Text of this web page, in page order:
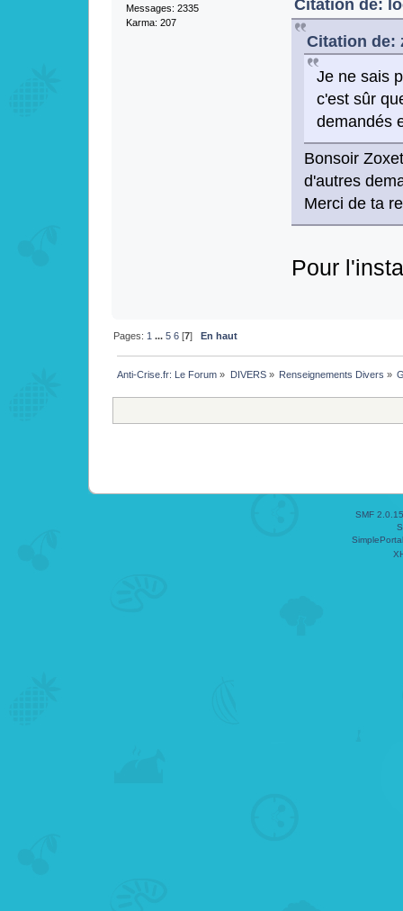
Messages: 2335
Karma: 207
Citation de:
Citation de:
Je ne sais
c'est sûr
demandés
Bonsoir
d'autres
Merci de ta
Pour
Pages: 1 ...5 6 [7] En haut
Anti-Crise.fr: Le Forum » DIVERS» Renseignements Divers »
SMF 2.0.15